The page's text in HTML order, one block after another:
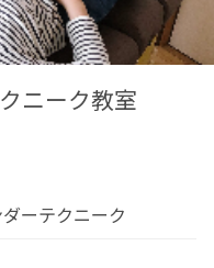
ニーク教室
ーテクニーク